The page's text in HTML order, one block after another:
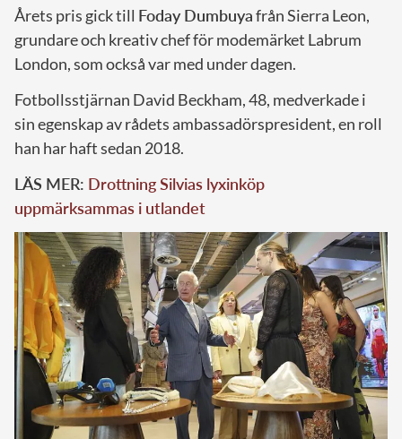
Årets pris gick till Foday Dumbuyafrån Sierra Leon,
grundare och kreativ chef för modemärket Labrum
London, som också var med under dagen.
Fotbollsstjärnan David Beckham, 48, medverkade i
sin egenskap av rådets ambassadörspresident, en roll
han har haft sedan 2018.
LÄS MER: Drottning Silvias lyxinköp
uppmärksammas i utlandet